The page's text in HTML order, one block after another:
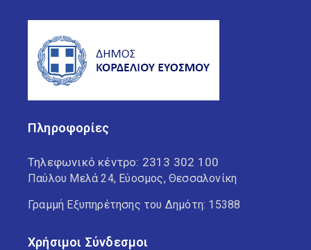
Πληροφορίες
Τηλεφωνικό κέντρο: 2313 302 100
Παύλου Μελά 24, Εύοσμος, Θεσσαλονίκη
Γραμμή Εξυπηρέτησης του Δημότη: 15388
Χρήσιμοι Σύνδεσμοι